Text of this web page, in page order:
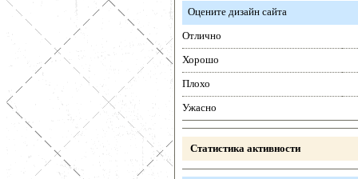
Оцените дизайн сайта
Отлично
Хорошо
Плохо
Ужасно
Статистика активности